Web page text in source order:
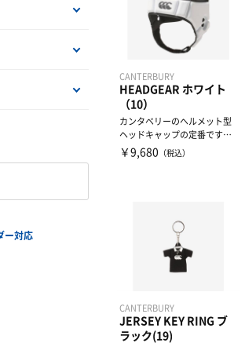
CANTERBURY
HEADGEAR ホワイト
（10）
カンタベリーのヘルメット型
ヘッドキャップの定番です。
サイドにはチーム名などを入
￥9,680 （税込）
CANTERBURY
JERSEY KEY RING ブ
ラック(19)
ー対応